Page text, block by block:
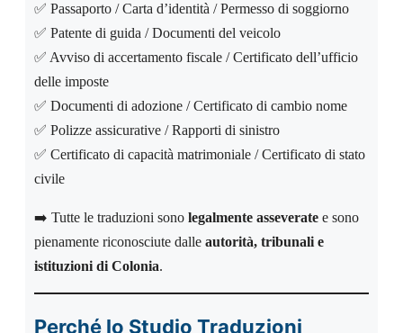
✅ Passaporto / Carta d’identità / Permesso di soggiorno
✅ Patente di guida / Documenti del veicolo
✅ Avviso di accertamento fiscale / Certificato dell’ufficio
delle imposte
✅ Documenti di adozione / Certificato di cambio nome
✅ Polizze assicurative / Rapporti di sinistro
✅ Certificato di capacità matrimoniale / Certificato di stato
civile
➡️ Tutte le traduzioni sono legalmente asseverate e sono
pienamente riconosciute dalle autorità, tribunali e
istituzioni di Colonia.
Perché lo Studio Traduzioni